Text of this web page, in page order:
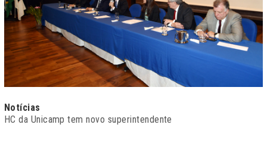
Notícias
HC da Unicamp tem novo superintendente